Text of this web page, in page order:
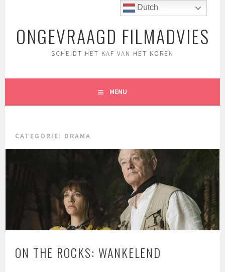
inhoudONGEVRAAGD FILMADVIES
SCHEIDT HET KAF VAN HET KOREN
MENU
CATEGORIE: DRAMA
ON THE ROCKS: WANKELEND
Dutch